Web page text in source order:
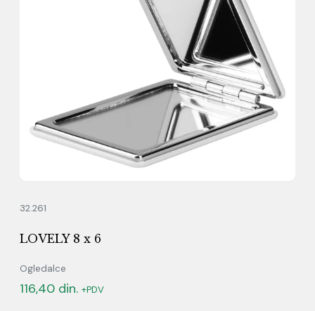
32.261
LOVELY 8 x 6
Ogledalce
116,40 din. +PDV